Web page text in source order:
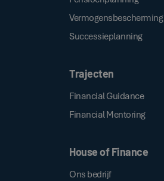
Vermogensbescherming
Successieplanning
Trajecten
Financial Guidance
Financial Mentoring
House of Finance
Ons bedrijf